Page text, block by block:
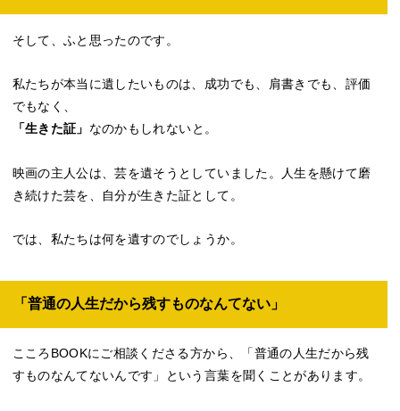
そして、ふと思ったのです。
私たちが本当に遺したいものは、成功でも、肩書きでも、評価
でもなく、
「生きた証」 なのかもしれないと。
映画の主人公は、芸を遺そうとしていました。人生を懸けて磨
き続けた芸を、自分が生きた証として。
では、私たちは何を遺すのでしょうか。
「普通の人生だから残すものなんてない」
こころBOOKにご相談くださる方から、「普通の人生だから残
すものなんてないんです」という言葉を聞くことがあります。